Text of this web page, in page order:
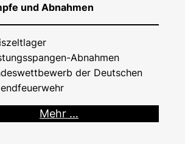
und Abnahmen
Abnahmen
der Deutschen
Mehr …